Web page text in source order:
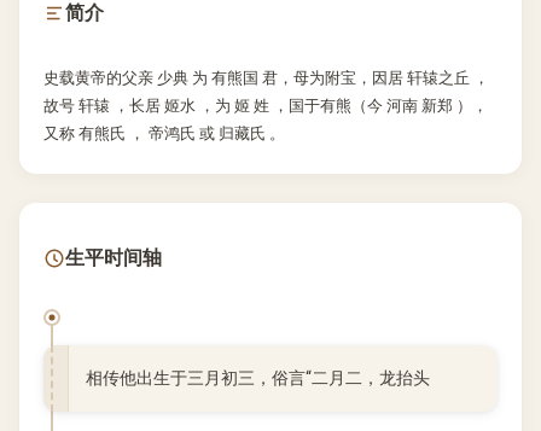
简介
史载黄帝的父亲 少典 为 有熊国 君，母为附宝，因居 轩辕之丘 ，
故号 轩辕 ，长居 姬水 ，为 姬 姓 ，国于有熊（今 河南 新郑 ），
又称 有熊氏 ， 帝鸿氏 或 归藏氏 。
生平时间轴
相传他出生于三月初三，俗言“二月二，龙抬头